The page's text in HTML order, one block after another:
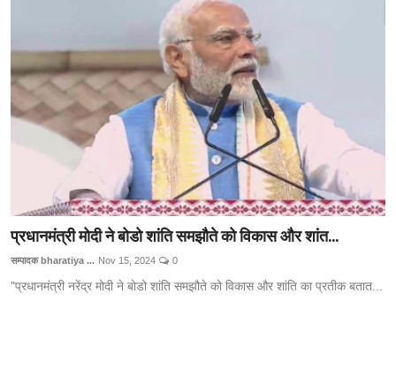
Technology
RSS-संघ
प्रधानमंत्री मोदी ने बोडो शांति समझौते को विकास और शांत...
सम्पादक bharatiya ... Nov 15, 2024 0
"प्रधानमंत्री नरेंद्र मोदी ने बोडो शांति समझौते को विकास और शांति का प्रतीक बतात...